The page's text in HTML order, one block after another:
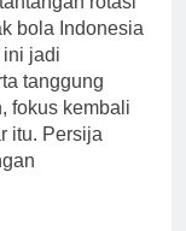
bola Indonesia
ini jadi
tanggung
fokus kembali
itu. Persija